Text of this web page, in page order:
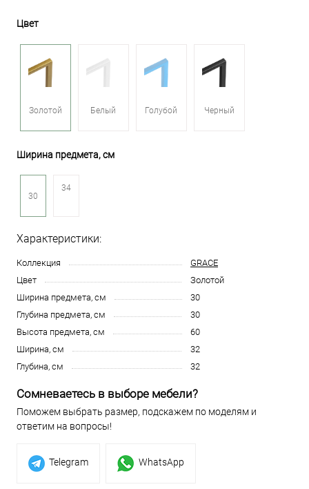
Цвет
Золотой Белый Голубой Черный
Ширина предмета, см
30
34
Характеристики:
Коллекция
GRACE
Цвет
Золотой
Ширина предмета, см
30
Глубина предмета, см
30
Высота предмета, см
60
Ширина, см
32
Глубина, см
32
Сомневаетесь в выборе мебели?
Поможем выбрать размер, подскажем по моделям и
ответим на вопросы!
Telegram WhatsApp